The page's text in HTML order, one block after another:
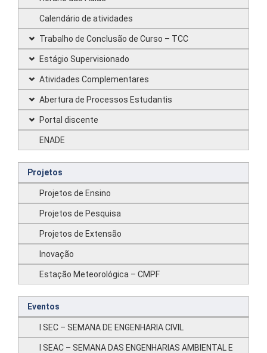
Calendário de atividades
Trabalho de Conclusão de Curso – TCC
Estágio Supervisionado
Atividades Complementares
Abertura de Processos Estudantis
Portal discente
ENADE
Projetos
Projetos de Ensino
Projetos de Pesquisa
Projetos de Extensão
Inovação
Estação Meteorológica – CMPF
Eventos
I SEC – SEMANA DE ENGENHARIA CIVIL
I SEAC – SEMANA DAS ENGENHARIAS AMBIENTAL E